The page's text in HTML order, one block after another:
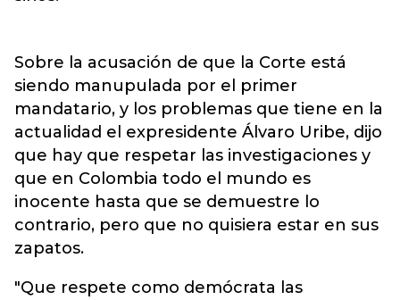
Sobre la acusación de que la Corte está
siendo manupulada por el primer
mandatario, y los problemas que tiene en la
actualidad el expresidente Álvaro Uribe, dijo
que hay que respetar las investigaciones y
que en Colombia todo el mundo es
inocente hasta que se demuestre lo
contrario, pero que no quisiera estar en sus
zapatos.
"Que respete como demócrata las